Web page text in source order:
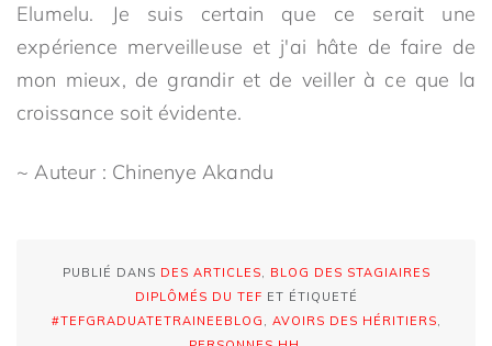
Elumelu. Je suis certain que ce serait une
expérience merveilleuse et j'ai hâte de faire de
mon mieux, de grandir et de veiller à ce que la
croissance soit évidente.
~ Auteur : Chinenye Akandu
PUBLIÉ DANS DES ARTICLES, BLOG DES STAGIAIRES
DIPLÔMÉS DU TEF ET ÉTIQUETÉ
#TEFGRADUATETRAINEEBLOG , AVOIRS DES HÉRITIERS,